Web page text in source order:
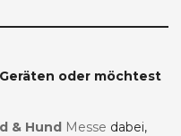
oder möchtest
& Hund Messe dabei,